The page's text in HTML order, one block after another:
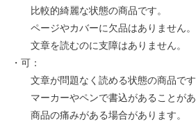
比較的綺麗な状態の商品です。
ページやカバーに欠品はありません。
文章を読むのに支障はありません。
・可：
文章が問題なく読める状態の商品です
マーカーやペンで書込があることがあ
商品の痛みがある場合があります。